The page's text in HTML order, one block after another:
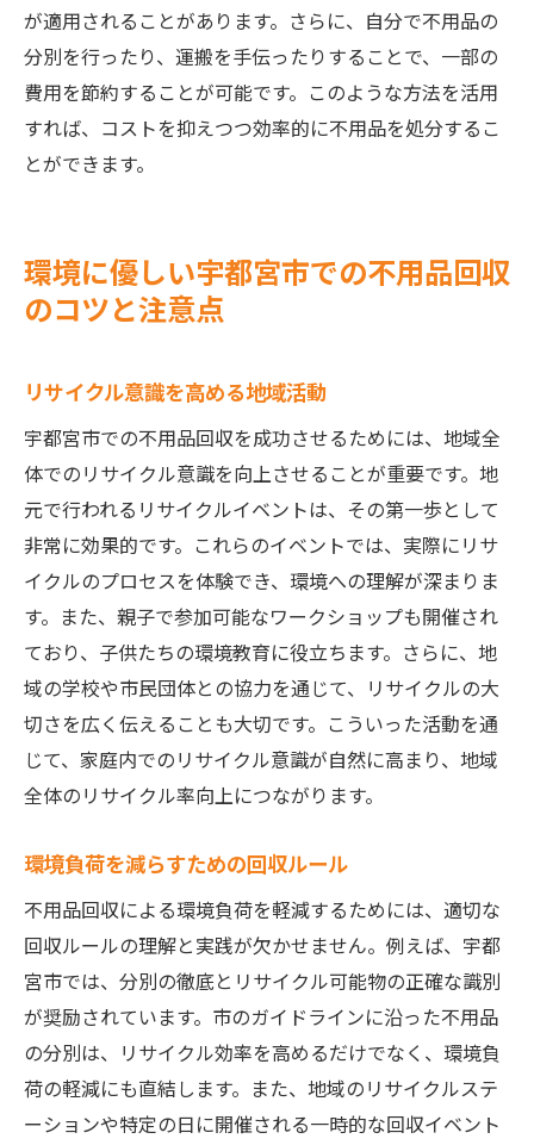
が適用されることがあります。さらに、自分で不用品の
分別を行ったり、運搬を手伝ったりすることで、一部の
費用を節約することが可能です。このような方法を活用
すれば、コストを抑えつつ効率的に不用品を処分するこ
とができます。
環境に優しい宇都宮市での不用品回収
のコツと注意点
リサイクル意識を高める地域活動
宇都宮市での不用品回収を成功させるためには、地域全
体でのリサイクル意識を向上させることが重要です。地
元で行われるリサイクルイベントは、その第一歩として
非常に効果的です。これらのイベントでは、実際にリサ
イクルのプロセスを体験でき、環境への理解が深まりま
す。また、親子で参加可能なワークショップも開催され
ており、子供たちの環境教育に役立ちます。さらに、地
域の学校や市民団体との協力を通じて、リサイクルの大
切さを広く伝えることも大切です。こういった活動を通
じて、家庭内でのリサイクル意識が自然に高まり、地域
全体のリサイクル率向上につながります。
環境負荷を減らすための回収ルール
不用品回収による環境負荷を軽減するためには、適切な
回収ルールの理解と実践が欠かせません。例えば、宇都
宮市では、分別の徹底とリサイクル可能物の正確な識別
が奨励されています。市のガイドラインに沿った不用品
の分別は、リサイクル効率を高めるだけでなく、環境負
荷の軽減にも直結します。また、地域のリサイクルステ
ーションや特定の日に開催される一時的な回収イベント